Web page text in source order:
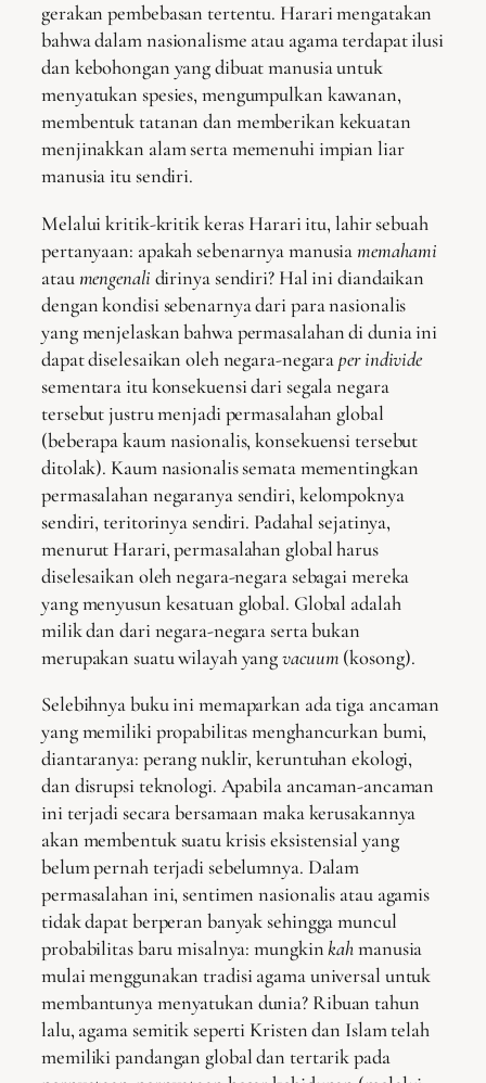
gerakan pembebasan tertentu. Harari mengatakan
bahwa dalam nasionalisme atau agama terdapat ilusi
dan kebohongan yang dibuat manusia untuk
menyatukan spesies, mengumpulkan kawanan,
membentuk tatanan dan memberikan kekuatan
menjinakkan alam serta memenuhi impian liar
manusia itu sendiri.
Melalui kritik-kritik keras Harari itu, lahir sebuah
pertanyaan: apakah sebenarnya manusiamemahami
ataumengenali dirinya sendiri? Hal ini diandaikan
dengan kondisi sebenarnya dari para nasionalis
yang menjelaskan bahwa permasalahan di dunia ini
dapat diselesaikan oleh negara-negaraper individe
sementara itu konsekuensi dari segala negara
tersebut justru menjadi permasalahan global
(beberapa kaum nasionalis, konsekuensi tersebut
ditolak). Kaum nasionalis semata mementingkan
permasalahan negaranya sendiri, kelompoknya
sendiri, teritorinya sendiri. Padahal sejatinya,
menurut Harari, permasalahan global harus
diselesaikan oleh negara-negara sebagai mereka
yang menyusun kesatuan global. Global adalah
milik dan dari negara-negara serta bukan
merupakan suatu wilayah yangvacuum (kosong).
Selebihnya buku ini memaparkan ada tiga ancaman
yang memiliki propabilitas menghancurkan bumi,
diantaranya: perang nuklir, keruntuhan ekologi,
dan disrupsi teknologi. Apabila ancaman-ancaman
ini terjadi secara bersamaan maka kerusakannya
akan membentuk suatu krisis eksistensial yang
belum pernah terjadi sebelumnya. Dalam
permasalahan ini, sentimen nasionalis atau agamis
tidak dapat berperan banyak sehingga muncul
probabilitas baru misalnya: mungkinkahmanusia
mulai menggunakan tradisi agama universal untuk
membantunya menyatukan dunia? Ribuan tahun
lalu, agama semitik seperti Kristen dan Islam telah
memiliki pandangan global dan tertarik pada